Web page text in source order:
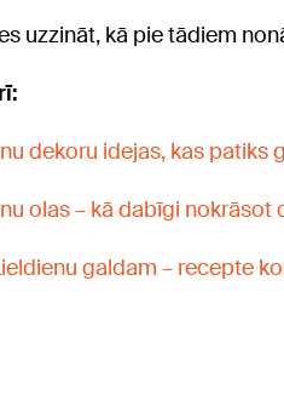
uzzināt, kā pie tādiem
dekoru idejas, kas patiks
olas – kā dabīgi nokrāsot
galdam – recepte